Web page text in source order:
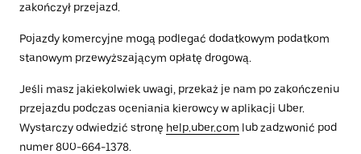
zakończył przejazd.
Pojazdy komercyjne mogą podlegać dodatkowym podatkom
stanowym przewyższającym opłatę drogową.
Jeśli masz jakiekolwiek uwagi, przekaż je nam po zakończeniu
przejazdu podczas oceniania kierowcy w aplikacji Uber.
Wystarczy odwiedzić stronę help.uber.com lub zadzwonić pod
numer 800-664-1378.